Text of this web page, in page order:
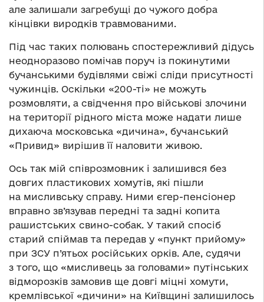
але залишали загребущі до чужого добра
кінцівки виродків травмованими.
Під час таких полювань спостережливий дідусь
неодноразово помічав поруч із покинутими
бучанськими будівлями свіжі сліди присутності
чужинців. Оскільки «200-ті» не можуть
розмовляти, а свідчення про військові злочини
на території рідного міста може надати лише
дихаюча московська «дичина», бучанський
«Привид» вирішив її наловити живою.
Ось так мій співрозмовник і залишився без
довгих пластикових хомутів, які пішли
на мисливську справу. Ними єгер-пенсіонер
вправно зв’язував передні та задні копита
рашистських свино-собак. У такий спосіб
старий спіймав та передав у «пункт прийому»
при ЗСУ п’ятьох російських орків. Але, судячи
з того, що «мисливець за головами» путінських
відморозків замовив ще довгі міцні хомути,
кремлівської «дичини» на Київщині залишилось